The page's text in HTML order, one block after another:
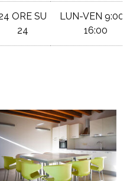
ORE SU
24
LUN-VEN 9:00
16:00